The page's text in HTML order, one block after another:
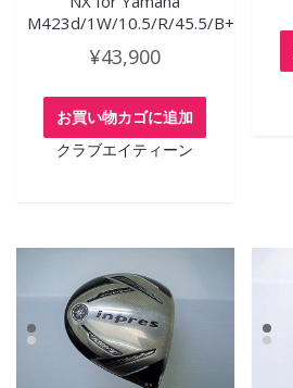
M423d/1W/10.5/R/45.5/B+
¥43,900
お買い物カゴに追加
クラブエイティーン